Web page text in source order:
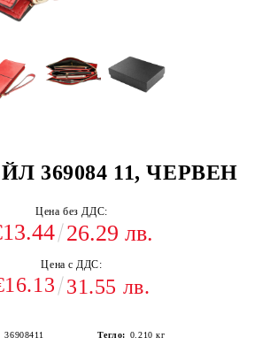
369084 11, ЧЕРВЕН
Цена без ДДС:
26.29 лв.
Цена с ДДС:
31.55 лв.
36908411 Тегло: 0.210 кг